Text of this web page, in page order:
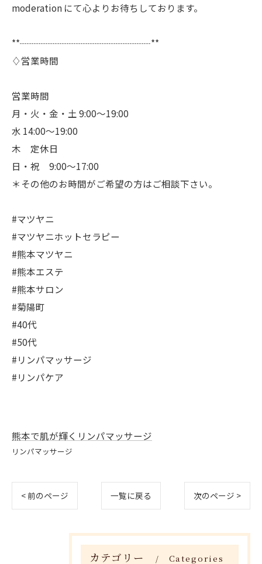
moderation にて心よりお待ちしております。
**┈┈┈┈┈┈┈┈┈┈┈┈┈┈**
♢営業時間
営業時間
月・火・金・土 9:00〜19:00
水 14:00〜19:00
木 定休日
日・祝 9:00〜17:00
＊その他のお時間がご希望の方はご相談下さい。
#マツヤニ
#マツヤニホットセラピー
#熊本マツヤニ
#熊本エステ
#熊本サロン
#菊陽町
#40代
#50代
#リンパマッサージ
#リンパケア
熊本で肌が輝くリンパマッサージ
リンパマッサージ
< 前のページ 一覧に戻る 次のページ >
カテゴリー Categories